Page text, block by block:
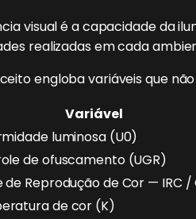
visual é a capacidade da
realizadas em cada
engloba variáveis que
Variável
luminosa (U0)
de ofuscamento (UGR)
de Reprodução de Cor — IRC /
de cor (K)